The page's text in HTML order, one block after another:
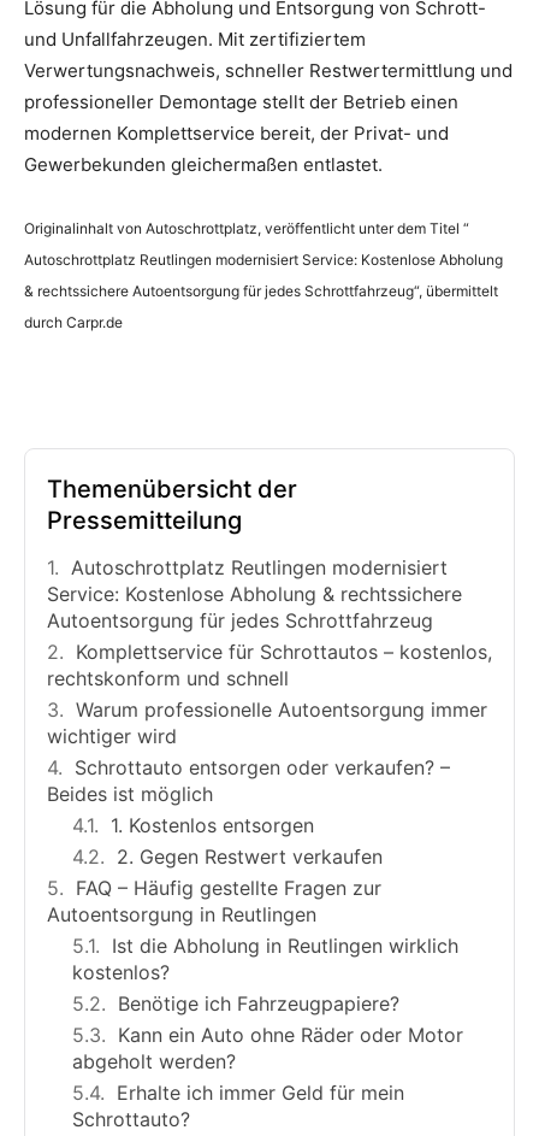
Lösung für die Abholung und Entsorgung von Schrott-
und Unfallfahrzeugen. Mit zertifiziertem
Verwertungsnachweis, schneller Restwertermittlung und
professioneller Demontage stellt der Betrieb einen
modernen Komplettservice bereit, der Privat- und
Gewerbekunden gleichermaßen entlastet.
Originalinhalt von Autoschrottplatz, veröffentlicht unter dem Titel “
Autoschrottplatz Reutlingen modernisiert Service: Kostenlose Abholung
& rechtssichere Autoentsorgung für jedes Schrottfahrzeug“, übermittelt
durch Carpr.de
Themenübersicht der
Pressemitteilung
Autoschrottplatz Reutlingen modernisiert
Service: Kostenlose Abholung & rechtssichere
Autoentsorgung für jedes Schrottfahrzeug
Komplettservice für Schrottautos – kostenlos,
rechtskonform und schnell
Warum professionelle Autoentsorgung immer
wichtiger wird
Schrottauto entsorgen oder verkaufen? –
Beides ist möglich
1. Kostenlos entsorgen
2. Gegen Restwert verkaufen
FAQ – Häufig gestellte Fragen zur
Autoentsorgung in Reutlingen
Ist die Abholung in Reutlingen wirklich
kostenlos?
Benötige ich Fahrzeugpapiere?
Kann ein Auto ohne Räder oder Motor
abgeholt werden?
Erhalte ich immer Geld für mein
Schrottauto?